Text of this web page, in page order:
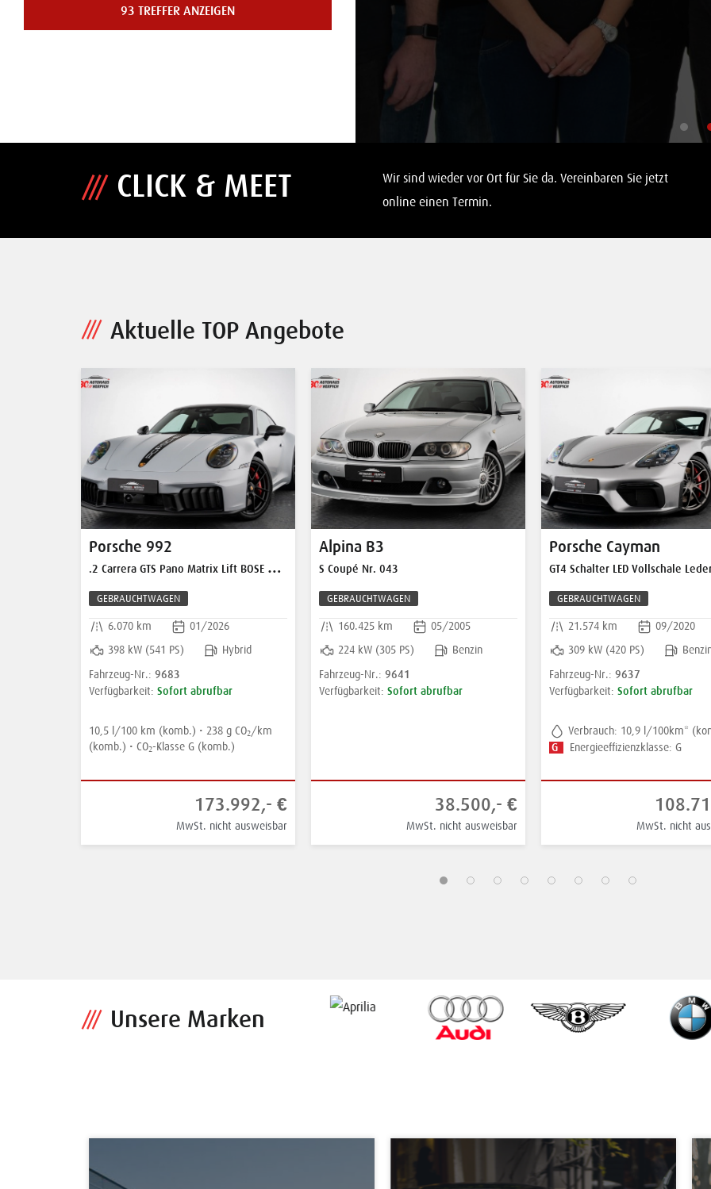
93 TREFFER ANZEIGEN
CLICK & MEET
Wir sind wieder vor Ort für Sie da. Vereinbaren Sie jetzt
online einen Termin.
Aktuelle TOP Angebote
Alpina B3
S Coupé Nr. 043
GEBRAUCHTWAGEN
160.425 km
05/2005
224 kW (305 PS)
Benzin
Fahrzeug-Nr.: 9641
Verfügbarkeit: Sofort abrufbar
38.500,- €
MwSt. nicht ausweisbar
Porsche Cayman
GT4 Schalter LED Vollschale Leder Approve
GEBRAUCHTWAGEN
21.574 km
09/2020
309 kW (420 PS)
Benzin
Fahrzeug-Nr.: 9637
Verfügbarkeit: Sofort abrufbar
108.718,- €
MwSt. nicht ausweisbar
Porsche 992
.2 GT3 Touring PTS Sportclassicgrey
GEBRAUCHTWAGEN
1.672 km
06/2026
375 kW (510 PS)
Fahrzeug-Nr.: 9675
Verfügbarkeit: Sofort abrufbar
13,8 l/100 km (komb.) • 312 g CO2
(komb.) • CO -Klasse G (komb.)
MwSt. nicht
Unsere Marken